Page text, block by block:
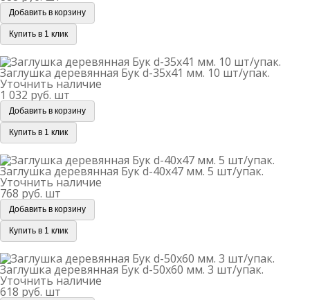
Добавить в корзину
Купить в 1 клик
Заглушка деревянная Бук d-35х41 мм. 10 шт/упак.
Заглушка деревянная Бук d-35х41 мм. 10 шт/упак.
Уточнить наличие
1 032 руб. шт
Добавить в корзину
Купить в 1 клик
Заглушка деревянная Бук d-40х47 мм. 5 шт/упак.
Заглушка деревянная Бук d-40х47 мм. 5 шт/упак.
Уточнить наличие
768 руб. шт
Добавить в корзину
Купить в 1 клик
Заглушка деревянная Бук d-50х60 мм. 3 шт/упак.
Заглушка деревянная Бук d-50х60 мм. 3 шт/упак.
Уточнить наличие
618 руб. шт